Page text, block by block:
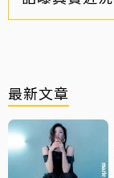
最新文章